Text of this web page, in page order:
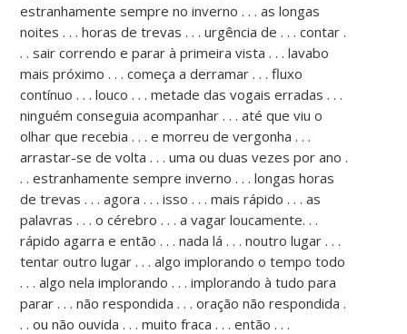
estranhamente sempre no inverno . . . as longas
noites . . . horas de trevas . . . urgência de . . . contar .
. . sair correndo e parar à primeira vista . . . lavabo
mais próximo . . . começa a derramar . . . fluxo
contínuo . . . louco . . . metade das vogais erradas . . .
ninguém conseguia acompanhar . . . até que viu o
olhar que recebia . . . e morreu de vergonha . . .
arrastar-se de volta . . . uma ou duas vezes por ano .
. . estranhamente sempre inverno . . . longas horas
de trevas . . . agora . . . isso . . . mais rápido . . . as
palavras . . . o cérebro . . . a vagar loucamente. . .
rápido agarra e então . . . nada lá . . . noutro lugar . . .
tentar outro lugar . . . algo implorando o tempo todo
. . . algo nela implorando . . . implorando à tudo para
parar . . . não respondida . . . oração não respondida .
. . ou não ouvida . . . muito fraca . . . então . . .